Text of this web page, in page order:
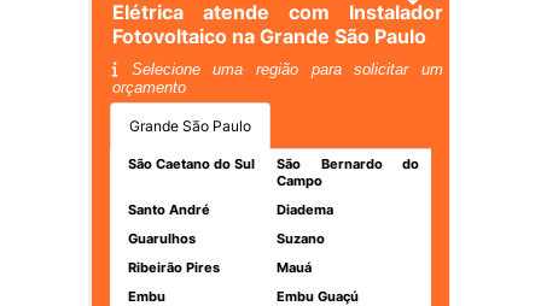
Elétrica atende com Instalador
Fotovoltaico na Grande São Paulo
Selecione uma região para solicitar um
orçamento
Grande São Paulo
São Caetano do Sul
São Bernardo do
Campo
Santo André
Diadema
Guarulhos
Suzano
Ribeirão Pires
Mauá
Embu
Embu Guaçú